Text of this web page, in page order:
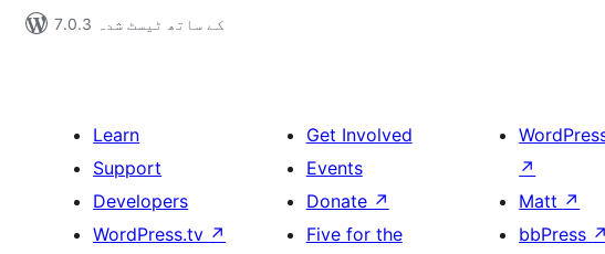
7.0.3 کے ساتھ ٹیسٹ شدہ
Learn
Support
Developers
WordPress.tv ↗
Get Involved
Events
Donate ↗
Five for the
↗
Matt ↗
bbPress ↗